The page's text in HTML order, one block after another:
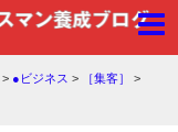
> ●ビジネス > ［集客］
>